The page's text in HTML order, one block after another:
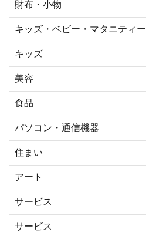
財布・小物
キッズ・ベビー・マタニティー
キッズ
美容
食品
パソコン・通信機器
住まい
アート
サービス
サービス